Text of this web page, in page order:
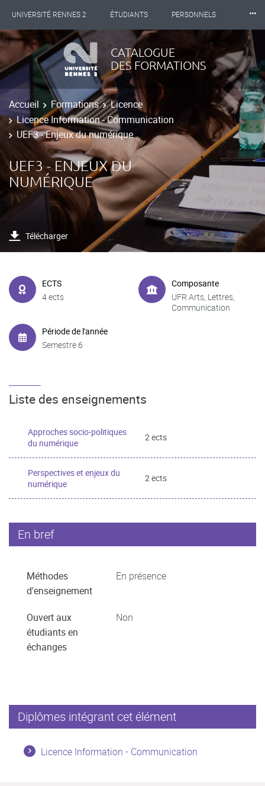
UNIVERSITÉ RENNES 2 ÉTUDIANTS PERSONNELS
INTERNATIONAL PROFESSIONNELS BIBLIOTHÈQUES
LES NOUVELLES DE RENNES 2
⸱⸱⸱
CATALOGUE
DES FORMATIONS
Accueil Formations
Licence
Licence Information - Communication
UEF3 - Enjeux du numérique
UEF3 - ENJEUX DU
NUMÉRIQUE
Télécharger
ECTS
4 ects
Composante
UFR Arts, Lettres,
Communication
Période de l'année
Semestre 6
Liste des enseignements
Approches socio-politiques
du numérique
2 ects
Perspectives et enjeux du
numérique
2 ects
En bref
Méthodes
d'enseignement
En présence
Ouvert aux
étudiants en
échanges
Non
Diplômes intégrant cet élément
Licence Information - Communication